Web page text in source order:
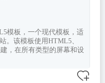
模板，一个现代模板，适
。该模板使用HTML5、
建，在所有类型的屏幕和设